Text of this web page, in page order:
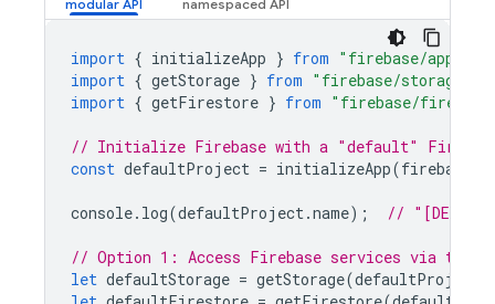
import { initializeApp } from "firebase/app"
import { getStorage } from "firebase/storage"
import { getFirestore } from "firebase/
// Initialize Firebase with a "default"
const defaultProject = initializeApp(
console. log(defaultProject.name); //
// Option 1: Access Firebase services via the
let defaultStorage = getStorage(defaultProject